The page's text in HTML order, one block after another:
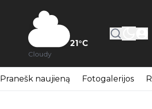
21°C
Cloudy
Pranešk naujieną Fotogalerijos